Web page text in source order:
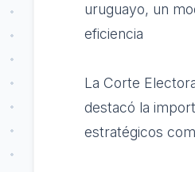
uruguayo, un
eficiencia
La Corte
destacó la
estratégicos